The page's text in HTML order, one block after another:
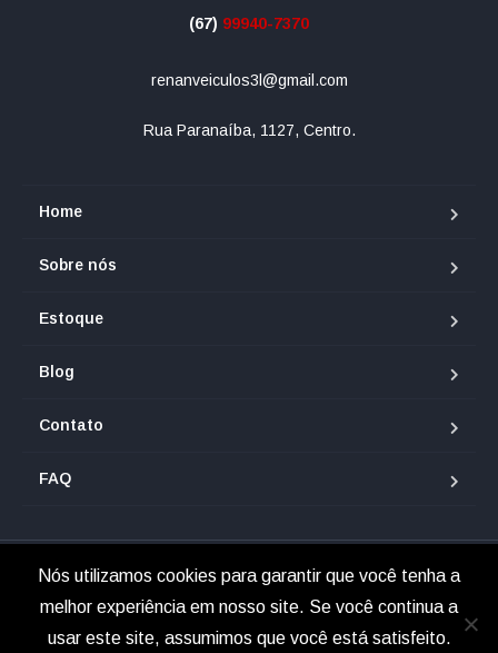
(67) 99940-7370
renanveiculos3l@gmail.com
Rua Paranaíba, 1127, Centro.
Home
Sobre nós
Estoque
Blog
Contato
FAQ
© 2025 Renan Veículos.
Nós utilizamos cookies para garantir que você tenha a
melhor experiência em nosso site. Se você continua a
usar este site, assumimos que você está satisfeito.